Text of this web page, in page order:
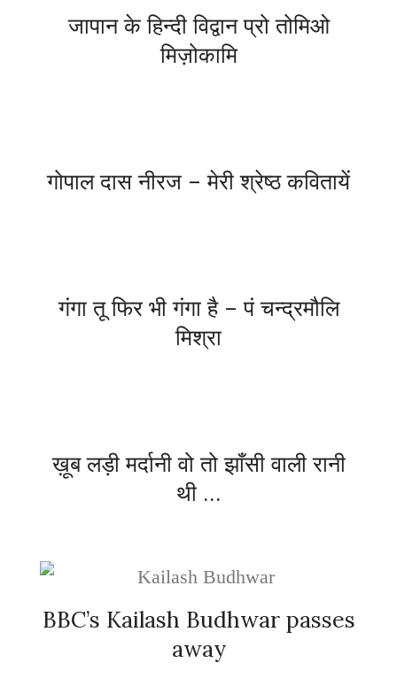
जापान के हिन्दी विद्वान प्रो तोमिओ
मिज़ोकामि
गोपाल दास नीरज – मेरी श्रेष्ठ कवितायें
गंगा तू फिर भी गंगा है – पं चन्द्रमौलि
मिश्रा
ख़ूब लड़ी मर्दानी वो तो झाँसी वाली रानी
थी …
BBC’s Kailash Budhwar passes
away